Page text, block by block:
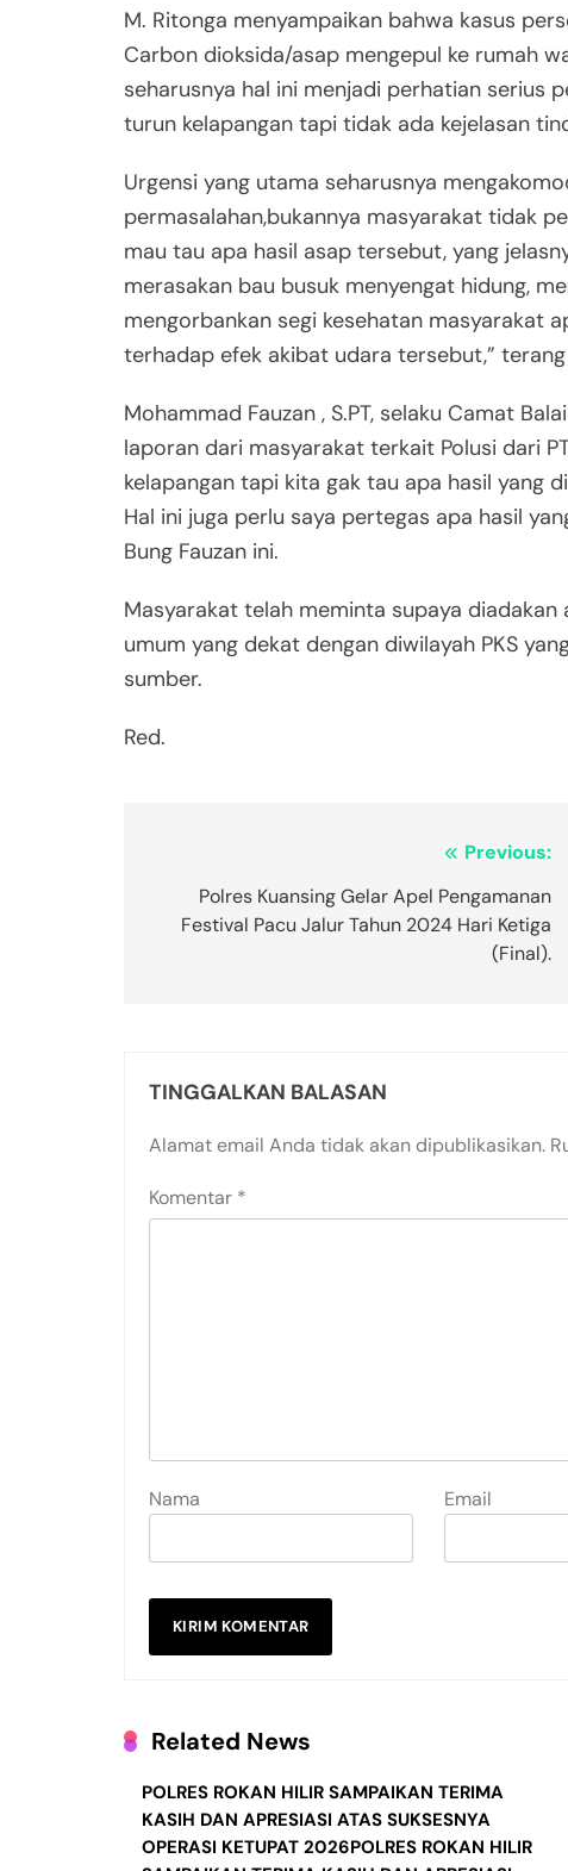
M. Ritonga menyampaikan bahwa kasus
Carbon dioksida/asap mengepul ke rumah
seharusnya hal ini menjadi perhatian serius
turun kelapangan tapi tidak ada kejelasan
Urgensi yang utama seharusnya
permasalahan,bukannya masyarakat tidak
mau tau apa hasil asap tersebut, yang
merasakan bau busuk menyengat hidung,
mengorbankan segi kesehatan masyarakat
terhadap efek akibat udara tersebut,” terang
Mohammad Fauzan , S.PT, selaku Camat
laporan dari masyarakat terkait Polusi dari
kelapangan tapi kita gak tau apa hasil yang
Hal ini juga perlu saya pertegas apa hasil
Bung Fauzan ini.
Masyarakat telah meminta supaya
umum yang dekat dengan diwilayah PKS
sumber.
Red.
Previous:
Polres Kuansing Gelar Apel Pengamanan
Festival Pacu Jalur Tahun 2024 Hari Ketiga
(Final).
TINGGALKAN BALASAN
Alamat email Anda tidak akan dipublikasikan.
Komentar *
Nama Email
Related News
POLRES ROKAN HILIR SAMPAIKAN TERIMA
KASIH DAN APRESIASI ATAS SUKSESNYA
OPERASI KETUPAT 2026POLRES ROKAN HILIR